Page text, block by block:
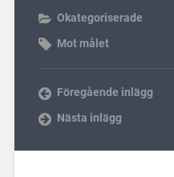
Okategoriserade
Mot målet
Föregående inlägg
Nästa inlägg